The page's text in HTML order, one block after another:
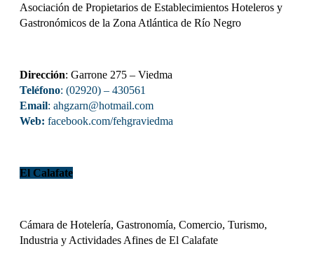
Asociación de Propietarios de Establecimientos Hoteleros y
Gastronómicos de la Zona Atlántica de Río Negro
Dirección: Garrone 275 – Viedma
Teléfono: (02920) – 430561
Email: ahgzarn@hotmail.com
Web: facebook.com/fehgraviedma
El Calafate
Cámara de Hotelería, Gastronomía, Comercio, Turismo,
Industria y Actividades Afines de El Calafate